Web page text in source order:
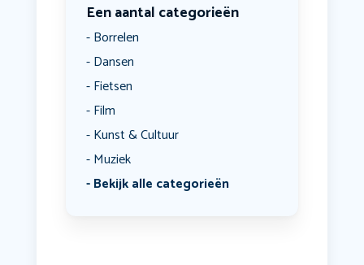
Een aantal categorieën
Borrelen
Dansen
Fietsen
Film
Kunst & Cultuur
Muziek
Bekijk alle categorieën